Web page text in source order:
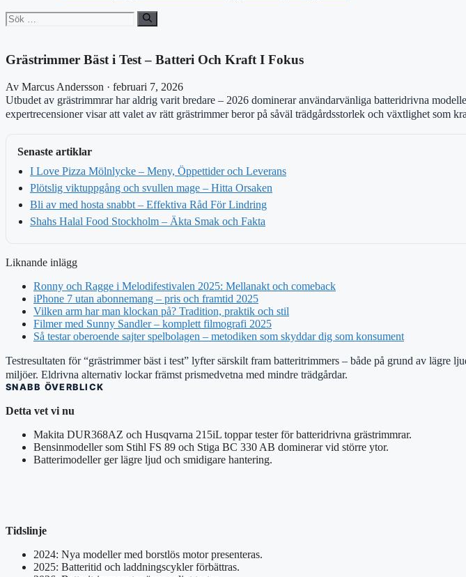
Sök
efter:
Grästrimmer Bäst i Test – Batteri Och Kraft I Fokus
Av Marcus Andersson · februari 7, 2026
Utbudet av grästrimmrar har aldrig varit bredare – 2026 dominerar användarvänliga batteridrivna
expertrecensioner visar att valet av rätt grästrimmer beror på såväl trädgårdsstorlek och växtlighet som
Senaste artiklar
I Love Pizza Mölnlycke – Meny, Öppettider och Leverans
Plötslig viktuppgång och svullen mage – Hitta Orsaken
Bli av med hosta snabbt – Effektiva Råd För Lindring
Shahs Halal Food Stockholm – Äkta Smak och Fakta
Liknande inlägg
Ronny och Ragge i Melodifestivalen 2025: Mellanakt och comeback
iPhone 7 utan abonnemang – pris och framtid 2025
Vilken arm har man klockan på? Tradition, praktik och stil
Filmer med Sunny Sandler – komplett filmografi 2025
Så testar oberoende sajter spelbolagen – metodiken som skyddar dig som konsument
Testresultaten för “grästrimmer bäst i test” lyfter särskilt fram batteritrimmers – både på grund av
miljöer. Eldrivna alternativ lockar främst prismedvetna med mindre trädgårdar.
SNABB ÖVERBLICK
Detta vet vi nu
Makita DUR368AZ och Husqvarna 215iL toppar tester för batteridrivna grästrimmrar.
Bensinmodeller som Stihl FS 89 och Stiga BC 330 AB dominerar vid större ytor.
Batterimodeller ger lägre ljud och smidigare hantering.
Tidslinje
2024: Nya modeller med borstlös motor presenteras.
2025: Batteritid och laddningscykler förbättras.